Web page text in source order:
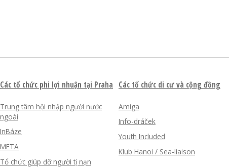
Các tổ chức phi lợi nhuận tại Praha
Trung tâm hội nhập người nước
ngoài
InBáze
META
Tổ chức giúp đỡ người tị nạn
Các tổ chức di cư và cộng đồng
Amiga
Info-dráček
Youth Included
Klub Hanoi / Sea-liaison